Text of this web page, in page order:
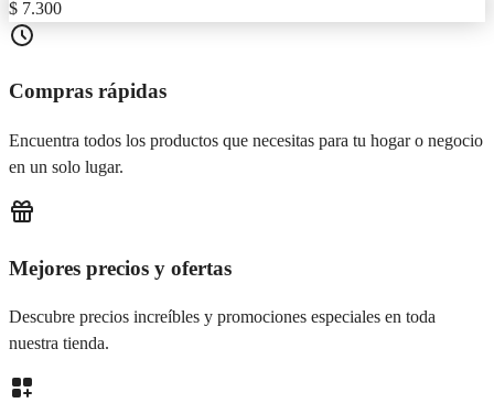
$ 7.300
Compras rápidas
Encuentra todos los productos que necesitas para tu hogar o negocio
en un solo lugar.
Mejores precios y ofertas
Descubre precios increíbles y promociones especiales en toda
nuestra tienda.